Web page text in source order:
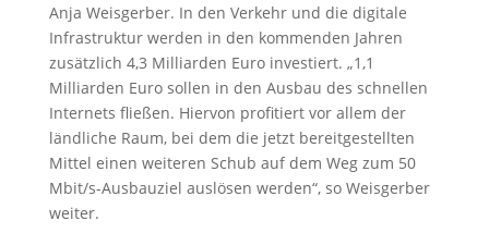
Anja Weisgerber. In den Verkehr und die digitale
Infrastruktur werden in den kommenden Jahren
zusätzlich 4,3 Milliarden Euro investiert. „1,1
Milliarden Euro sollen in den Ausbau des schnellen
Internets fließen. Hiervon profitiert vor allem der
ländliche Raum, bei dem die jetzt bereitgestellten
Mittel einen weiteren Schub auf dem Weg zum 50
Mbit/s-Ausbauziel auslösen werden“, so Weisgerber
weiter.